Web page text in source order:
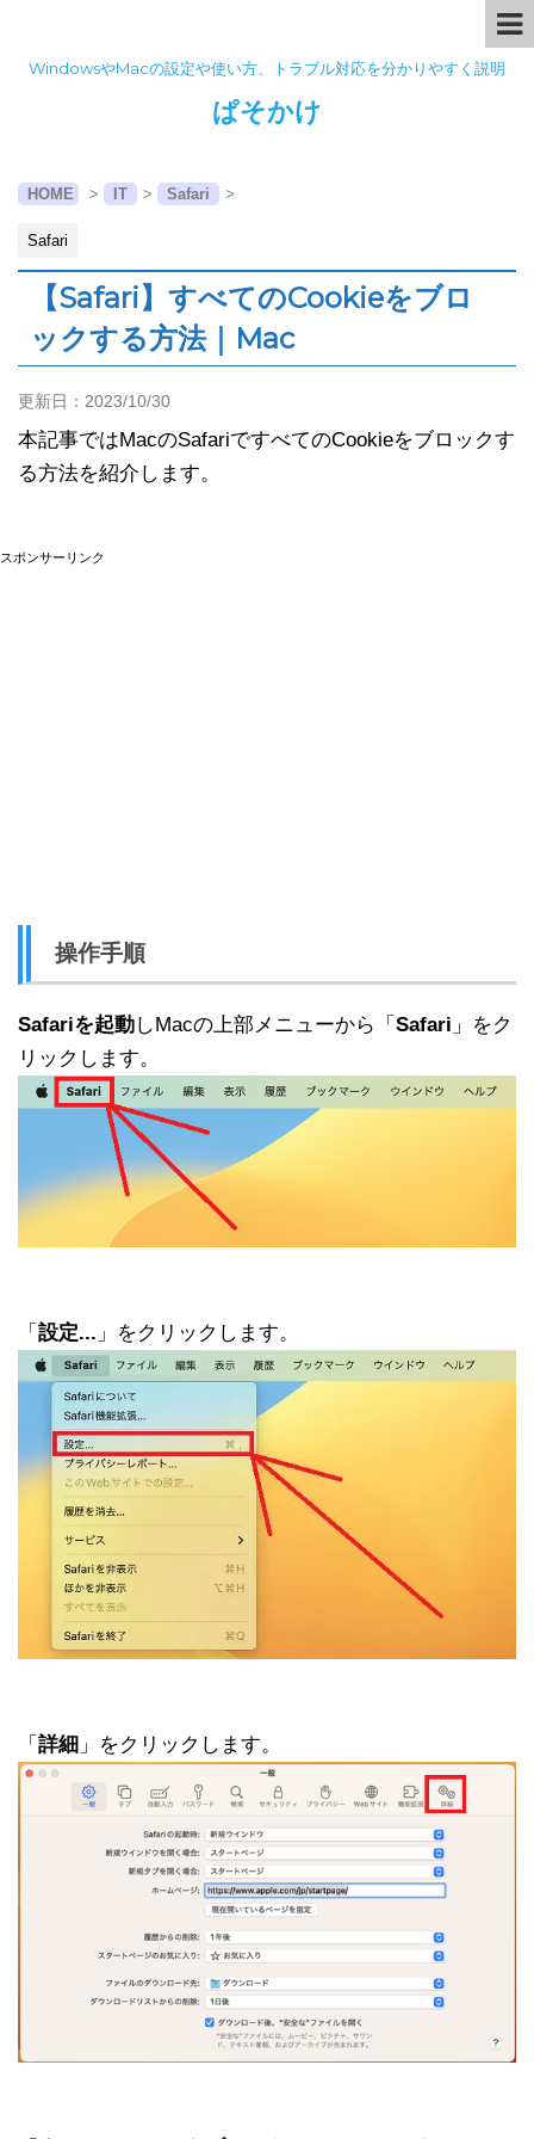
WindowsやMacの設定や使い方、トラブル対応を分かりやすく説明
ぱそかけ
HOME > IT > Safari >
Safari
【Safari】すべてのCookieをブロ
ックする方法｜Mac
更新日： 2023/10/30
本記事ではMacのSafariですべてのCookieをブロックす
る方法を紹介します。
スポンサーリンク
操作手順
Safariを起動しMacの上部メニューから「 Safari 」をク
リックします。
「 設定... 」をクリックします。
「 詳細 」をクリックします。